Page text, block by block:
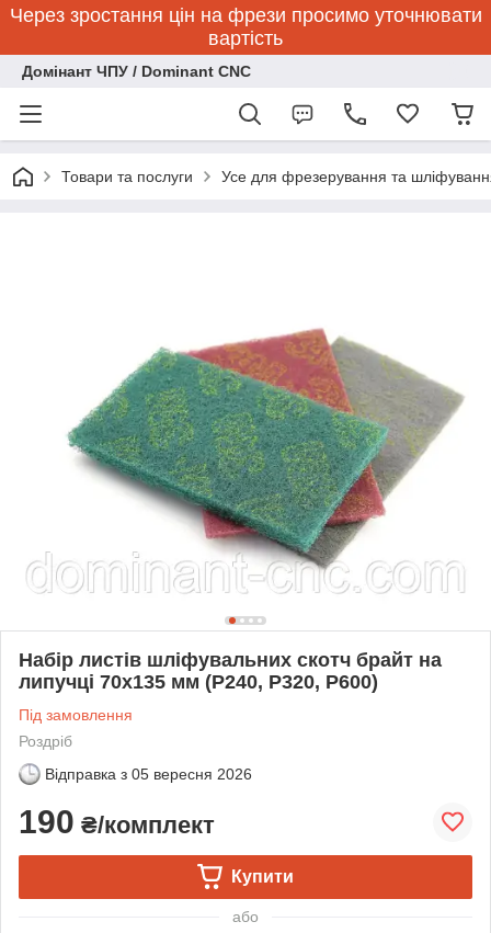
Через зростання цін на фрези просимо уточнювати
вартість
Домінант ЧПУ / Dominant CNC
Товари та послуги Усе для фрезерування та
Набір листів шліфувальних скотч брайт на
липучці 70х135 мм (P240, P320, P600)
Під замовлення
Роздріб
Відправка з 05 вересня 2026
190 ₴/комплект
Купити
або